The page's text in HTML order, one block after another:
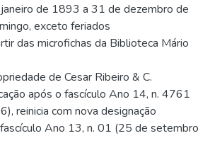
de 1893 a 31 de dezembro de
exceto feriados
das microfichas da Biblioteca Mário
de Cesar Ribeiro & C.
após o fascículo Ano 14, n. 4761
reinicia com nova designação
Ano 13, n. 01 (25 de setembro